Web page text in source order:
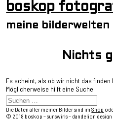
boskop
meine bilderwelten
Nichts
Es scheint, als ob wir nicht das
Möglicherweise hilft eine Suche.
Die Daten aller meiner Bilder sind imShop
© 2018 boskop – sunswirls – dandelion